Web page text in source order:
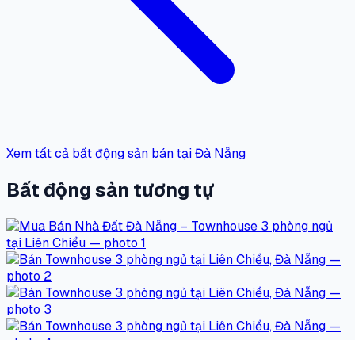
Xem tất cả bất động sản bán tại Đà Nẵng
Bất động sản tương tự